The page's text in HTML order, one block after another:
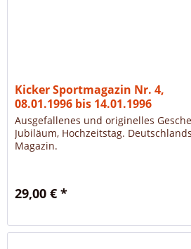
Kicker Sportmagazin Nr. 4,
08.01.1996 bis 14.01.1996
Ausgefallenes und originelles
Jubiläum, Hochzeitstag.
Magazin.
29,00 € *